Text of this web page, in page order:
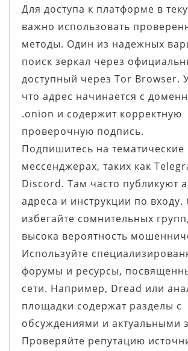
Для доступа к платформе в
важно использовать
методы. Один из надежных
поиск зеркал через
доступный через Tor Browser.
что адрес начинается с
.onion и содержит корректную
проверочную подпись.
Подпишитесь на тематические
мессенджерах, таких как
Discord. Там часто публикуют
адреса и инструкции по входу.
избегайте сомнительных
высока вероятность
Используйте
форумы и ресурсы,
сети. Например, Dread или
площадки содержат разделы с
обсуждениями и актуальными
Проверяйте репутацию